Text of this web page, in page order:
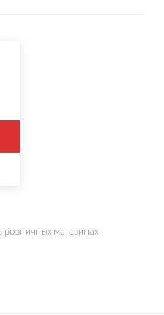
розничных магазинах